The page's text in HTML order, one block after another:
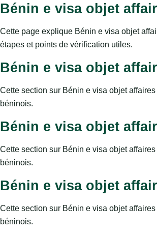
Bénin e visa objet
Cette page explique Bénin e visa objet
étapes et points de vérification utiles.
Bénin e visa objet
Cette section sur Bénin e visa objet
béninois.
Bénin e visa objet
Cette section sur Bénin e visa objet
béninois.
Bénin e visa objet
Cette section sur Bénin e visa objet
béninois.